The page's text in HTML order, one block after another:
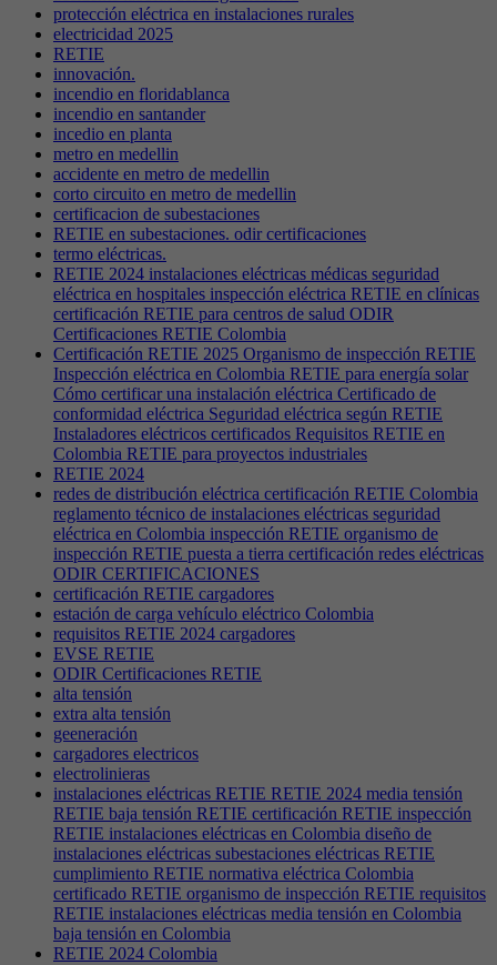
protección eléctrica en instalaciones rurales
electricidad 2025
RETIE
innovación.
incendio en floridablanca
incendio en santander
incedio en planta
metro en medellin
accidente en metro de medellin
corto circuito en metro de medellin
certificacion de subestaciones
RETIE en subestaciones. odir certificaciones
termo eléctricas.
RETIE 2024 instalaciones eléctricas médicas seguridad
eléctrica en hospitales inspección eléctrica RETIE en clínicas
certificación RETIE para centros de salud ODIR
Certificaciones RETIE Colombia
Certificación RETIE 2025 Organismo de inspección RETIE
Inspección eléctrica en Colombia RETIE para energía solar
Cómo certificar una instalación eléctrica Certificado de
conformidad eléctrica Seguridad eléctrica según RETIE
Instaladores eléctricos certificados Requisitos RETIE en
Colombia RETIE para proyectos industriales
RETIE 2024
redes de distribución eléctrica certificación RETIE Colombia
reglamento técnico de instalaciones eléctricas seguridad
eléctrica en Colombia inspección RETIE organismo de
inspección RETIE puesta a tierra certificación redes eléctricas
ODIR CERTIFICACIONES
certificación RETIE cargadores
estación de carga vehículo eléctrico Colombia
requisitos RETIE 2024 cargadores
EVSE RETIE
ODIR Certificaciones RETIE
alta tensión
extra alta tensión
geeneración
cargadores electricos
electrolinieras
instalaciones eléctricas RETIE RETIE 2024 media tensión
RETIE baja tensión RETIE certificación RETIE inspección
RETIE instalaciones eléctricas en Colombia diseño de
instalaciones eléctricas subestaciones eléctricas RETIE
cumplimiento RETIE normativa eléctrica Colombia
certificado RETIE organismo de inspección RETIE requisitos
RETIE instalaciones eléctricas media tensión en Colombia
baja tensión en Colombia
RETIE 2024 Colombia